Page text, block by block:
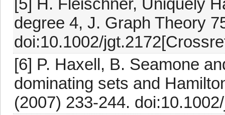
[5] H. Fleischner, Uniquely
degree 4, J. Graph Theory
doi:10.1002/
[6] P. Haxell, B. Seamone
dominating sets and
(2007) 233-244.